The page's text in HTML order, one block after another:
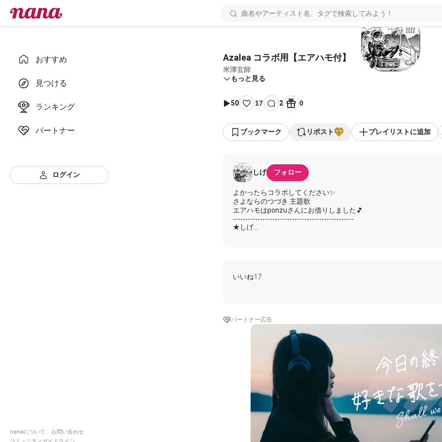
おすすめ
見つける
ランキング
パートナー
ログイン
nanaについて
お問い合わせ
Azalea コラボ用【エアハモ付】
米津玄師
もっと見る
50 17 2 0
ブックマーク リポスト プレイリストに追加
しげ フォロー
よかったらコラボしてください✨
さよならのつづき 主題歌
エアハモはponzuさんにお借りしました🎵
-------------------------------------------------
★しげ
☆私は ただ あの時と同じように
☆誰も知らぬプルートゥ 夜明けのブルーム
仄かに香るシトラス
二人だけ 鼻歌がリンクしていく
✨せーので黙って何もしないでいてみない？
今時が止まって見えるくらい
君がどこか変わってしまっても
ずっと私は 君が好きだった
✨君はアザレア
-------------------------------------------------
#ponzuピアノ
#さよならのつづき #米津玄師
いいね17
パートナー広告